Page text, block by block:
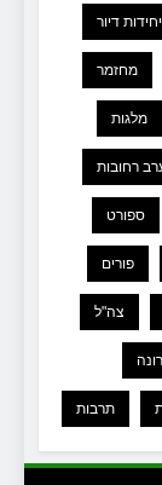
יחידות דיור
מחזמר
מלגות
רחובות
ספורט
פורים
צה"ל
תרבות